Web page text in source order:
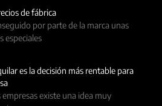
de fábrica
por parte de la marca unas
especiales
es la decisión más rentable para
empresas existe una idea muy